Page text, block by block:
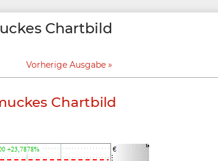
Chartbild
Vorherige Ausgabe
Chartbild